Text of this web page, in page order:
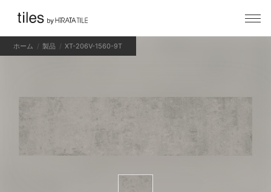
ホーム 製品 XT-206V-1560-9T